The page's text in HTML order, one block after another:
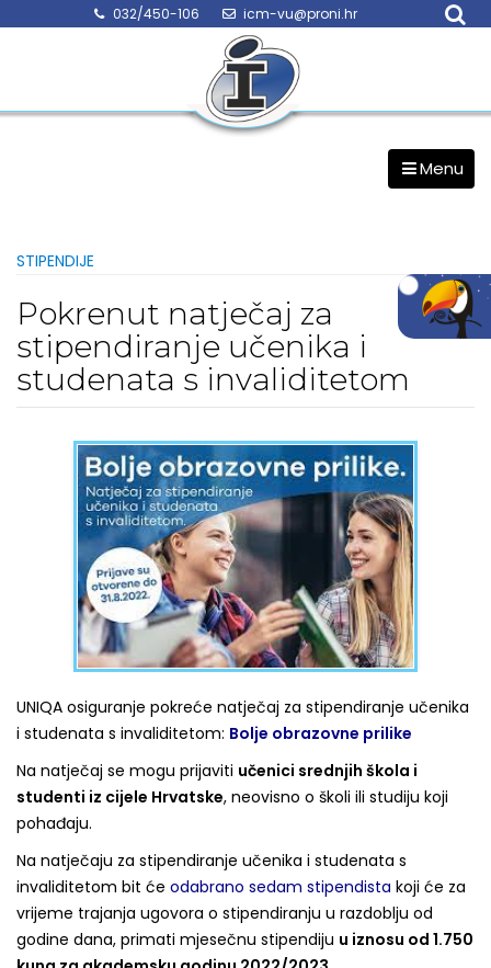
032/450-106 icm-vu@proni.hr
Menu
STIPENDIJE
Pokrenut natječaj za
stipendiranje učenika i
studenata s invaliditetom
UNIQA osiguranje pokreće natječaj za stipendiranje učenika
i studenata s invaliditetom: Bolje obrazovne prilike
Na natječaj se mogu prijaviti učenici srednjih škola i
studenti iz cijele Hrvatske, neovisno o školi ili studiju koji
pohađaju.
Na natječaju za stipendiranje učenika i studenata s
invaliditetom bit će odabrano sedam stipendista koji će za
vrijeme trajanja ugovora o stipendiranju u razdoblju od
godine dana, primati mjesečnu stipendiju u iznosu od 1.750